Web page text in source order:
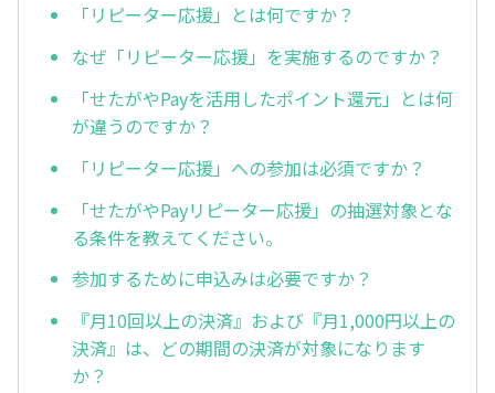
「リピーター応援」とは何ですか？
なぜ「リピーター応援」を実施するのですか？
「せたがやPayを活用したポイント還元」とは何
が違うのですか？
「リピーター応援」への参加は必須ですか？
「せたがやPayリピーター応援」の抽選対象とな
る条件を教えてください。
参加するために申込みは必要ですか？
『月10回以上の決済』および『月1,000円以上の
決済』は、どの期間の決済が対象になります
か？